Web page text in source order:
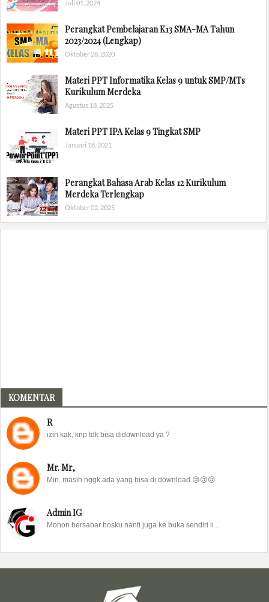
Juli 01, 2024
Perangkat Pembelajaran K13 SMA-MA Tahun
2023/2024 (Lengkap)
Oktober 28, 2020
Materi PPT Informatika Kelas 9 untuk SMP/MTs
Kurikulum Merdeka
Agustus 18, 2025
Materi PPT IPA Kelas 9 Tingkat SMP
Januari 18, 2021
Perangkat Bahasa Arab Kelas 12 Kurikulum
Merdeka Terlengkap
Oktober 02, 2025
KOMENTAR
R
izin kak, knp tdk bisa didownload ya ?
Mr. Mr,
Min, masih nggk ada yang bisa di download 😢😢😢
Admin IG
Mohon bersabar bosku nanti juga ke buka sendiri li...